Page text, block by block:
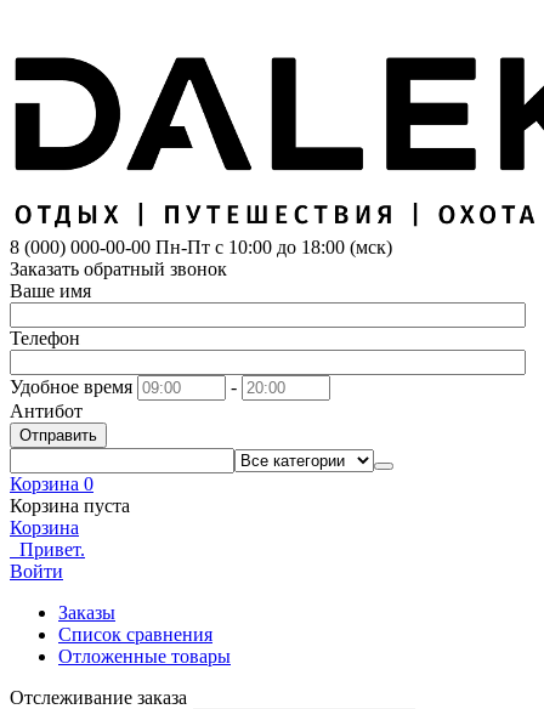
8 (000) 000-00-00 Пн-Пт с 10:00 до 18:00 (мск)
Заказать обратный звонок
Ваше имя
Телефон
Удобное время
-
Антибот
Отправить
Корзина 0
Корзина пуста
Корзина
Привет.
Войти
Заказы
Список сравнения
Отложенные товары
Отслеживание заказа